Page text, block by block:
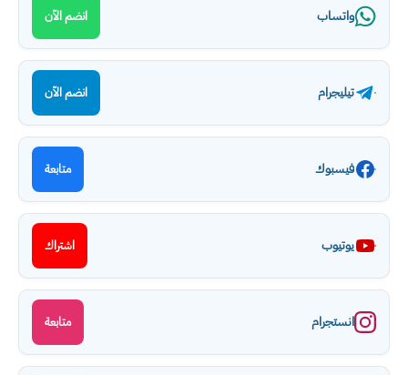
واتساب انضم الآن
تيليجرام انضم الآن
فيسبوك متابعة
يوتيوب اشتراك
انستجرام متابعة